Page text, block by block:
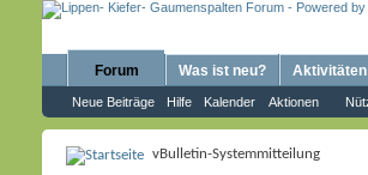
Forum
Neue Beiträge Hilfe Kalender Aktionen
Was ist neu? Aktivitäten
vBulletin-Systemmitteilung